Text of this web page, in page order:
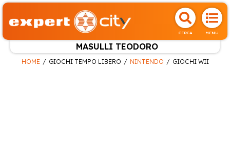
CERCA MENU
MASULLI TEODORO
HOME GIOCHI TEMPO LIBERO NINTENDO GIOCHI WII